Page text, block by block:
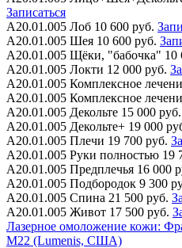
Записаться
А20.01.005 Лоб 10 600 руб.
А20.01.005 Шея 10 600 руб.
А20.01.005 Щёки, "бабочка" 10
А20.01.005 Локти 12 000 руб.
А20.01.005 Комплексное
А20.01.005 Комплексное
А20.01.005 Декольте 15 000 руб.
А20.01.005 Декольте+ 19 000
А20.01.005 Плечи 19 700 руб.
А20.01.005 Руки полностью 19
А20.01.005 Предплечья 16 000
А20.01.005 Подбородок 9 300
А20.01.005 Спина 21 500 руб.
А20.01.005 Живот 17 500 руб.
Лазерное омоложение кожи:
M22 (Lumenis, США)